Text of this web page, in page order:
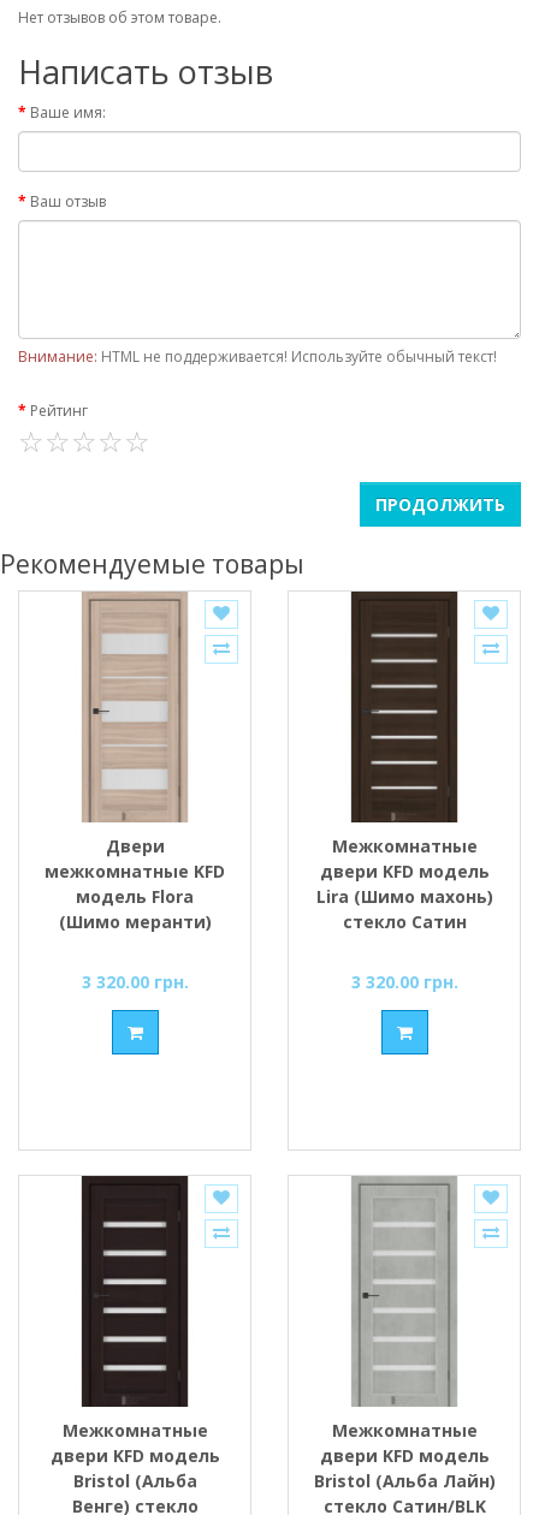
Нет отзывов об этом товаре.
Написать отзыв
Ваше имя:
Ваш отзыв
Внимание: HTML не поддерживается! Используйте обычный текст!
Рейтинг
ПРОДОЛЖИТЬ
Рекомендуемые товары
Двери
межкомнатные KFD
модель Flora
(Шимо меранти)
черным
3 320.00 грн.
Межкомнатные
двери KFD модель
Lira (Шимо махонь)
стекло Сатин
3 320.00 грн.
Межкомнатные
двери KFD модель
Bristol (Альба
Венге) стекло
Межкомнатные
двери KFD модель
Bristol (Альба Лайн)
стекло Сатин/BLK